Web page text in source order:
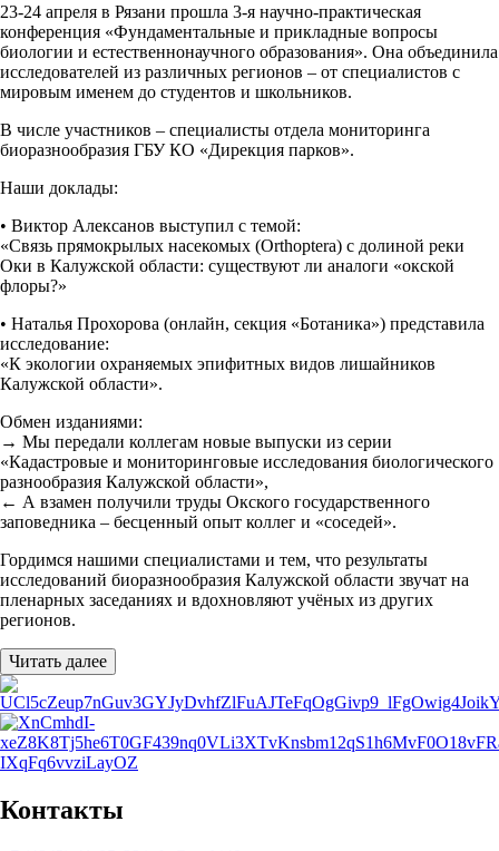
23-24 апреля в Рязани прошла 3-я научно-практическая
конференция «Фундаментальные и прикладные вопросы
биологии и естественнонаучного образования». Она объединила
исследователей из различных регионов – от специалистов с
мировым именем до студентов и школьников.
В числе участников – специалисты отдела мониторинга
биоразнообразия ГБУ КО «Дирекция парков».
Наши доклады:
• Виктор Алексанов выступил с темой:
«Связь прямокрылых насекомых (Orthoptera) с долиной реки
Оки в Калужской области: существуют ли аналоги «окской
флоры?»
• Наталья Прохорова (онлайн, секция «Ботаника») представила
исследование:
«К экологии охраняемых эпифитных видов лишайников
Калужской области».
Обмен изданиями:
→ Мы передали коллегам новые выпуски из серии
«Кадастровые и мониторинговые исследования биологического
разнообразия Калужской области»,
← А взамен получили труды Окского государственного
заповедника – бесценный опыт коллег и «соседей».
Гордимся нашими специалистами и тем, что результаты
исследований биоразнообразия Калужской области звучат на
пленарных заседаниях и вдохновляют учёных из других
регионов.
Читать далее
Контакты